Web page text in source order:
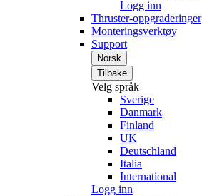
Logg inn
Thruster-oppgraderinger
Monteringsverktøy
Support
Norsk
Tilbake
Velg språk
Sverige
Danmark
Finland
UK
Deutschland
Italia
International
Logg inn